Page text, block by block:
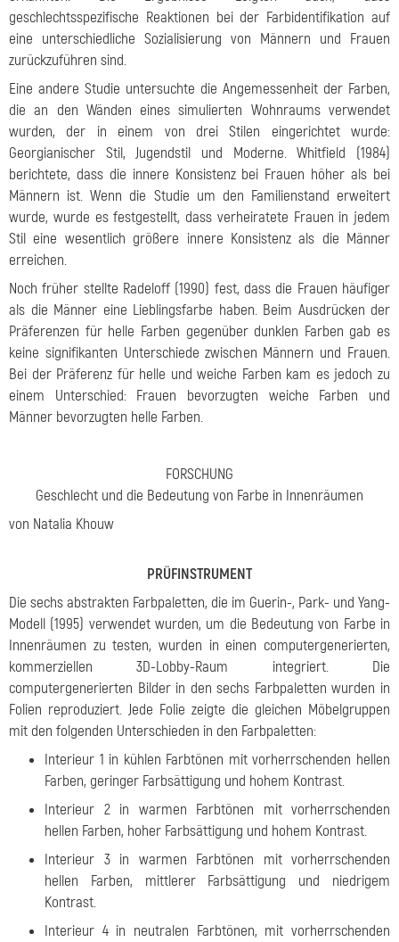
geschlechtsspezifische Reaktionen bei der Farbidentifikation auf
eine unterschiedliche Sozialisierung von Männern und Frauen
zurückzuführen sind.
Eine andere Studie untersuchte die Angemessenheit der Farben,
die an den Wänden eines simulierten Wohnraums verwendet
wurden, der in einem von drei Stilen eingerichtet wurde:
Georgianischer Stil, Jugendstil und Moderne. Whitfield (1984)
berichtete, dass die innere Konsistenz bei Frauen höher als bei
Männern ist. Wenn die Studie um den Familienstand erweitert
wurde, wurde es festgestellt, dass verheiratete Frauen in jedem
Stil eine wesentlich größere innere Konsistenz als die Männer
erreichen.
Noch früher stellte Radeloff (1990) fest, dass die Frauen häufiger
als die Männer eine Lieblingsfarbe haben. Beim Ausdrücken der
Präferenzen für helle Farben gegenüber dunklen Farben gab es
keine signifikanten Unterschiede zwischen Männern und Frauen.
Bei der Präferenz für helle und weiche Farben kam es jedoch zu
einem Unterschied: Frauen bevorzugten weiche Farben und
Männer bevorzugten helle Farben.
FORSCHUNG
Geschlecht und die Bedeutung von Farbe in Innenräumen
von Natalia Khouw
PRÜFINSTRUMENT
Die sechs abstrakten Farbpaletten, die im Guerin-, Park- und Yang-
Modell (1995) verwendet wurden, um die Bedeutung von Farbe in
Innenräumen zu testen, wurden in einen computergenerierten,
kommerziellen 3D-Lobby-Raum integriert. Die
computergenerierten Bilder in den sechs Farbpaletten wurden in
Folien reproduziert. Jede Folie zeigte die gleichen Möbelgruppen
mit den folgenden Unterschieden in den Farbpaletten:
Interieur 1 in kühlen Farbtönen mit vorherrschenden hellen
Farben, geringer Farbsättigung und hohem Kontrast.
Interieur 2 in warmen Farbtönen mit vorherrschenden
hellen Farben, hoher Farbsättigung und hohem Kontrast.
Interieur 3 in warmen Farbtönen mit vorherrschenden
hellen Farben, mittlerer Farbsättigung und niedrigem
Kontrast.
Interieur 4 in neutralen Farbtönen, mit vorherrschenden